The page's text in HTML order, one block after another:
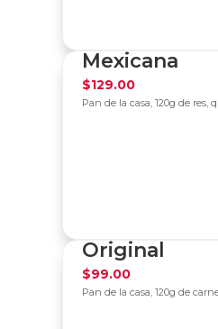
Mexicana
$129.00
Pan de la casa, 120g de res,
Original
$99.00
Pan de la casa, 120g de